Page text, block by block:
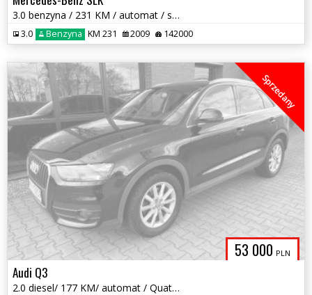
3.0 benzyna / 231 KM / automat / salon Polska / I właściciel / zamiana
3.0 Benzyna KM 231 2009 142000
53 000 PLN
Sprzedany
Audi Q3
2.0 diesel/ 177 KM/ automat / Quattro / zarej w PL / zadbany / zamiana